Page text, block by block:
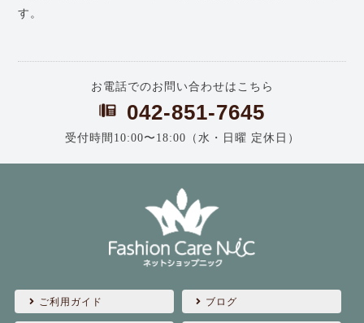
す。
お電話でのお問い合わせはこちら
042-851-7645
受付時間10:00〜18:00（水・日曜 定休日）
ご利用ガイド ブログ